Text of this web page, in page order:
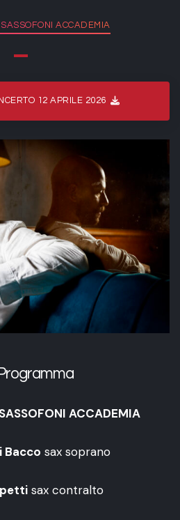
ACCADEMIA
12 APRILE 2026
ACCADEMIA
Bacco sax soprano
sax contralto